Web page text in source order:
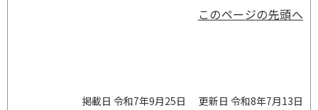
このページの先頭へ
掲載日 令和7年9月25日 更新日 令和8年7月13日